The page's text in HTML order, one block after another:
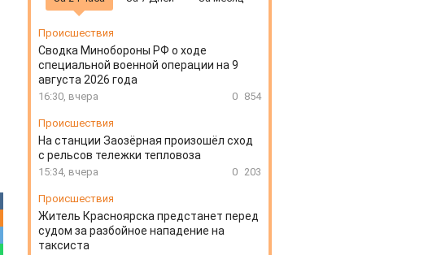
Происшествия
Сводка Минобороны РФ о ходе
специальной военной операции на 9
августа 2026 года
16:30, вчера 0 854
Происшествия
На станции Заозёрная произошёл сход
с рельсов тележки тепловоза
15:34, вчера 0 203
Происшествия
Житель Красноярска предстанет перед
судом за разбойное нападение на
таксиста